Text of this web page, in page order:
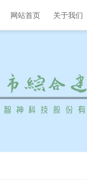
网站首页 关于我们